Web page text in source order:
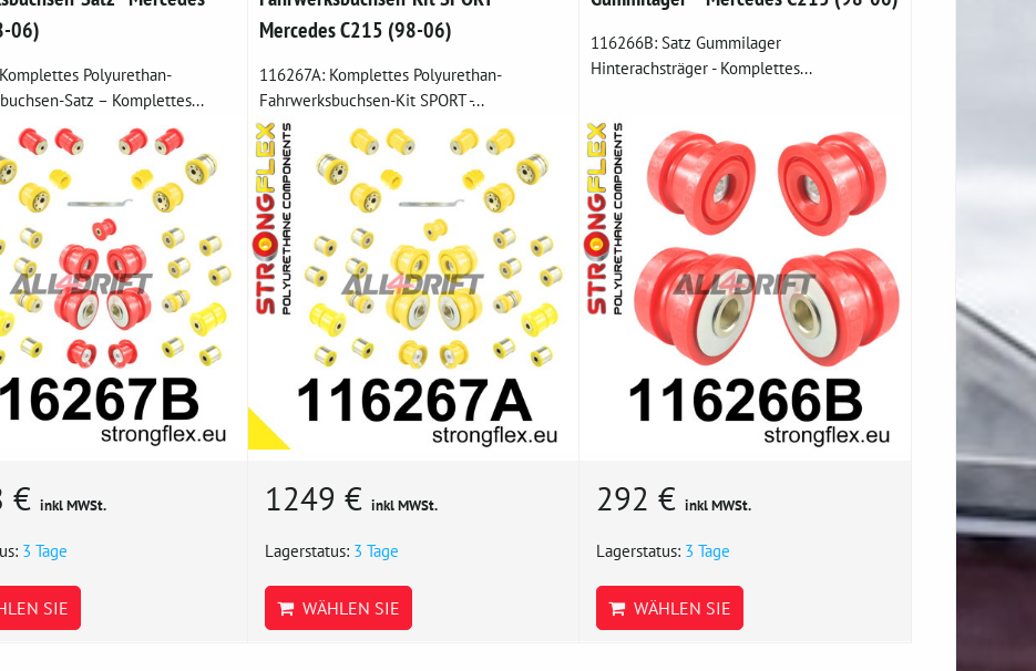
06)
Polyurethan-
Satz – Komplettes...
€ inkl MWSt.
3 Tage
SIE
Mercedes C215 (98-06)
116267A: Komplettes Polyurethan-
Fahrwerksbuchsen-Kit SPORT -...
1249 € inkl MWSt.
Lagerstatus: 3 Tage
WÄHLEN SIE
116266B: Satz Gummilager
Hinterachsträger - Komplettes...
292 €inkl MWSt.
Lagerstatus: 3 Tage
WÄHLEN SIE